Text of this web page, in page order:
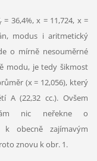
= 36,4%, x = 11,724, x =
modus i aritmetický
o mírně nesouměrné
modu, je tedy šikmost
(x = 12,056), který
A (22,32 cc.). Ovšem
nic neřekne o
k obecně zajímavým
znovu k obr. 1.